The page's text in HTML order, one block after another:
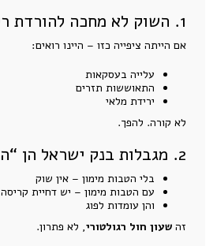
1. השוק לא מחכה להורדת ריבית
אם הייתה ציפייה כזו – היינו רואים:
עלייה בעסקאות
התאוששות תזרים
ירידת מלאי
לא קורה. להפך.
2. מגבלות בנק ישראל הן “החבל האחרון”
בלי הטבות מימון – אין שוק
עם הטבות מימון – יש דחיית קריסה
והן עומדות לפוג
זה שעון חול רגולטורי, לא פתרון.